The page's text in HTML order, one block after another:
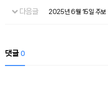
다음글 2025년 6월 15일 주보
댓글 0